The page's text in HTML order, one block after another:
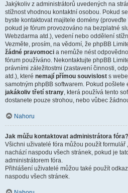
Jakýkoliv z administrátorů uvedených na
stížnost vhodnou kontaktní osobou. Pokud
byste kontaktovat majitele domény (proveďte
pokud je fórum provozováno na bezplatné
Webzdarma atd.), vedení nebo oddělení
Vezměte, prosím, na vědomí, že phpBB
žádné pravomoci a nemůže nést
fórum používáno. Nekontaktujte phpBB
právními záležitostmi (zastavení činnosti,
atd.), které nemají přímou souvislost s
samotným phpBB softwarem. Pokud
jakákoliv třetí strany, která používá tento
dostanete pouze strohou, nebo vůbec
Nahoru
Jak můžu kontaktovat administrátora fóra?
Všichni uživatelé fóra můžou použít formulář
nachází naspodu všech stránek, pokud je
administrátorem fóra.
Přihlášení uživatelé můžou také použít
naspodu všech stránek.